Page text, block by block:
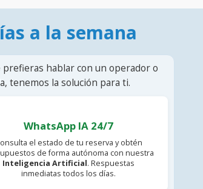
a la semana
prefieras hablar con un operador o
tenemos la solución para ti.
WhatsApp IA 24/7
el estado de tu reserva y obtén
de forma autónoma con nuestra
Inteligencia Artificial. Respuestas
inmediatas todos los días.